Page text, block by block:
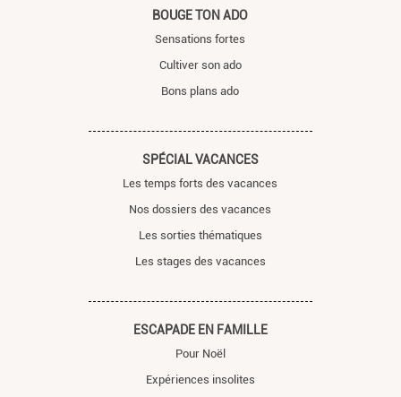
BOUGE TON ADO
Sensations fortes
Cultiver son ado
Bons plans ado
SPÉCIAL VACANCES
Les temps forts des vacances
Nos dossiers des vacances
Les sorties thématiques
Les stages des vacances
ESCAPADE EN FAMILLE
Pour Noël
Expériences insolites